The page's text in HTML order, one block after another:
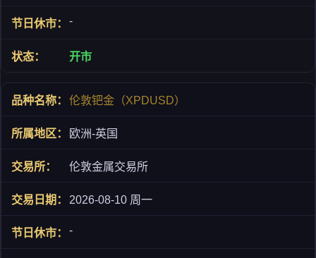
-
开市
伦敦钯金（XPDUSD）
欧洲-英国
伦敦金属交易所
2026-08-10 周一
-